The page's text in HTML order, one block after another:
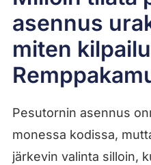
asennus
miten
Pesutornin asennus
monessa kodissa,
järkevin valinta silloin,